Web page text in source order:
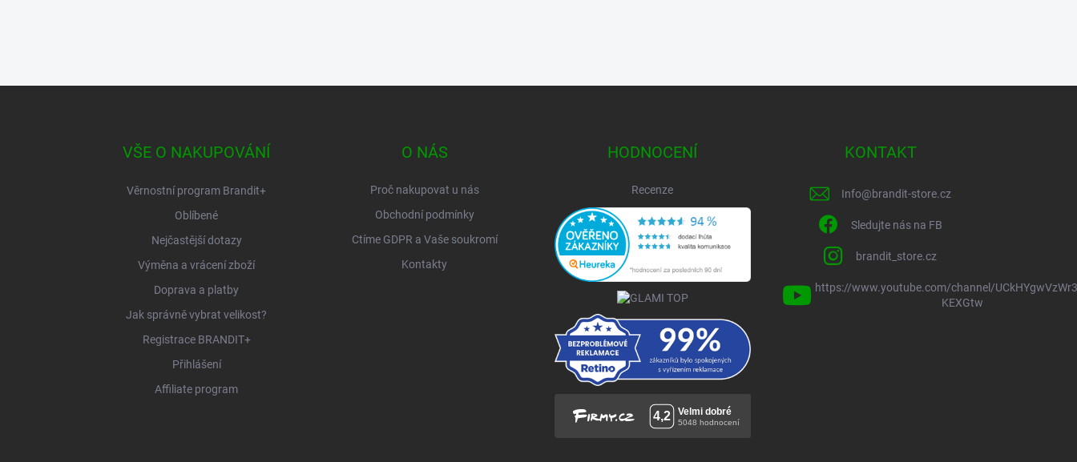
VŠE O NAKUPOVÁNÍ
Věrnostní program Brandit+
Oblíbené
Nejčastější dotazy
Výměna a vrácení zboží
Doprava a platby
Jak správně vybrat velikost?
Registrace BRANDIT+
Přihlášení
Affiliate program
O NÁS
Proč nakupovat u nás
Obchodní podmínky
Ctíme GDPR a Vaše soukromí
Kontakty
HODNOCENÍ
Recenze
KONTAKT
Info@brandit-store.cz
Sledujte nás na FB
brandit_store.cz
https://www.youtube.com/channel/
KEXGtw